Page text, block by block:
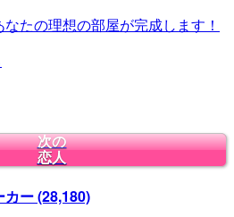
たの理想の部屋が完成します！
次の
恋人
カー(28,180)